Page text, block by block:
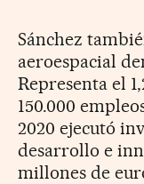
Sánchez
aeroespacial
Representa el
150.000
2020 ejecutó
desarrollo e
millones de